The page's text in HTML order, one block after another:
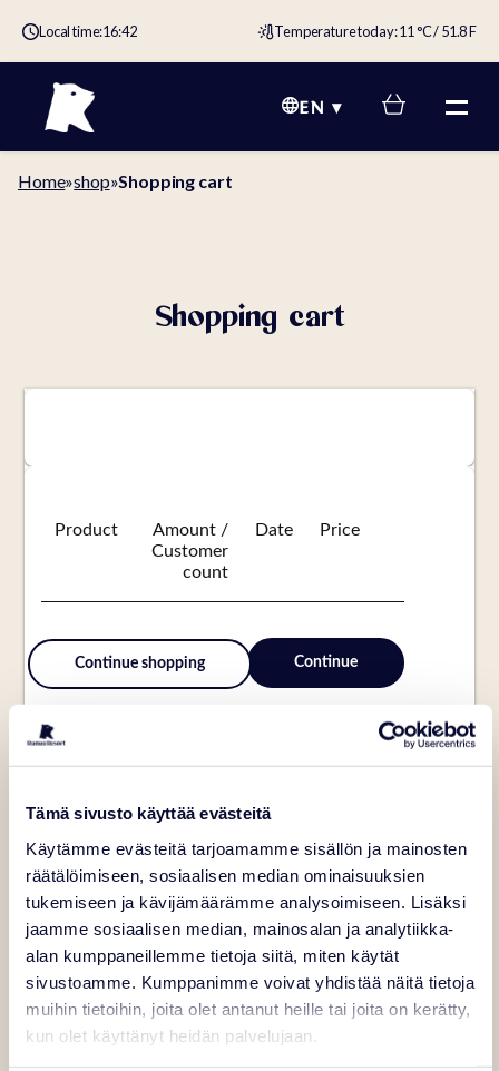
Tämä sivusto käyttää evästeitä
Käytämme evästeitä tarjoamamme sisällön ja mainosten
räätälöimiseen, sosiaalisen median ominaisuuksien
tukemiseen ja kävijämäärämme analysoimiseen. Lisäksi
jaamme sosiaalisen median, mainosalan ja analytiikka-
alan kumppaneillemme tietoja siitä, miten käytät
sivustoamme. Kumppanimme voivat yhdistää näitä tietoja
muihin tietoihin, joita olet antanut heille tai joita on kerätty,
kun olet käyttänyt heidän palvelujaan.
Local time:16:42 Temperature today: 11 °C / 51.8 F
EN
Home»shop»Shopping cart
Shopping cart